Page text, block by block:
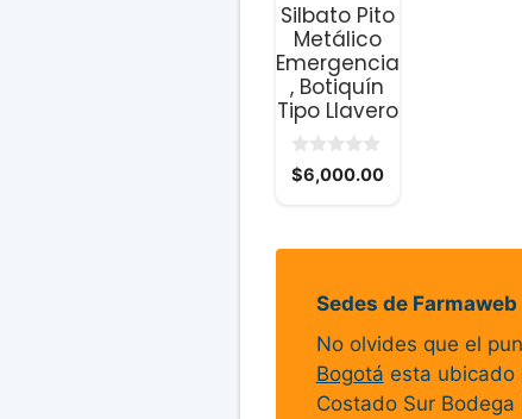
Silbato Pito
Metálico
Emergencia
, Botiquín
Tipo Llavero
0
d
$6,000.00
Sedes de Farmaweb
No olvides que el
Bogotá esta ubicado
Costado Sur